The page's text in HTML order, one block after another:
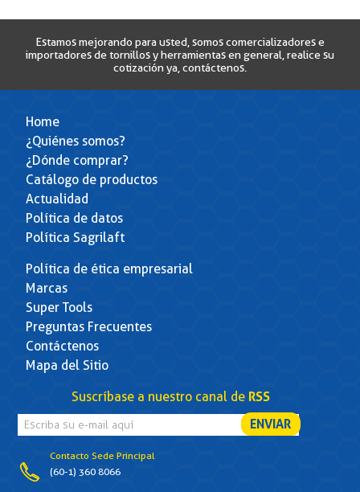
Estamos mejorando para usted, somos comercializadores e
importadores de tornillos y herramientas en general, realice su
cotización ya, contáctenos.
Home
¿Quiénes somos?
¿Dónde comprar?
Catálogo de productos
Actualidad
Política de datos
Política Sagrilaft
Política de ética empresarial
Marcas
Super Tools
Preguntas Frecuentes
Contáctenos
Mapa del Sitio
Suscríbase a nuestro canal de RSS
Contacto Sede Principal
(60-1) 360 8066